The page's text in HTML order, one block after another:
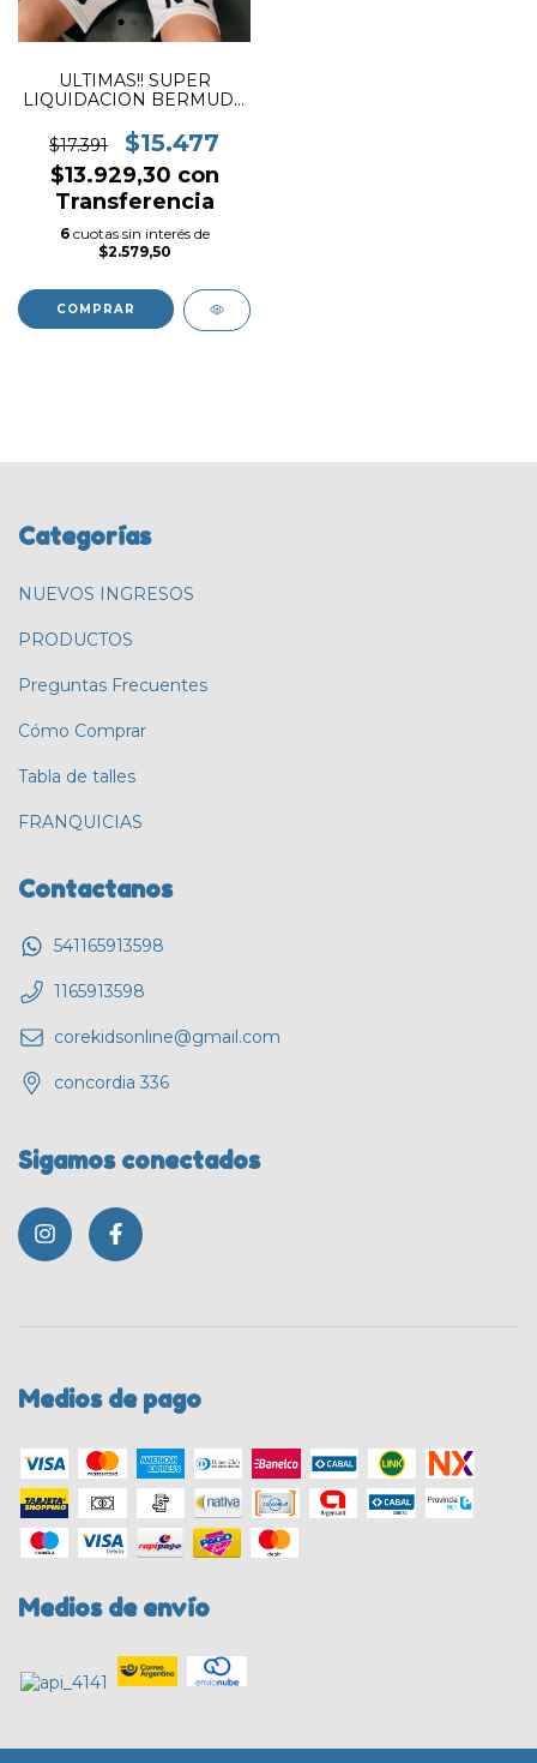
ULTIMAS!! SUPER
LIQUIDACION BERMUDA
CORE
$17.391 $15.477
$13.929,30 con
Transferencia
6 cuotas sin interés de
$2.579,50
COMPRAR
Categorías
NUEVOS INGRESOS
PRODUCTOS
Preguntas Frecuentes
Cómo Comprar
Tabla de talles
FRANQUICIAS
Contactanos
541165913598
1165913598
corekidsonline@gmail.com
concordia 336
Sigamos conectados
Medios de pago
Medios de envío